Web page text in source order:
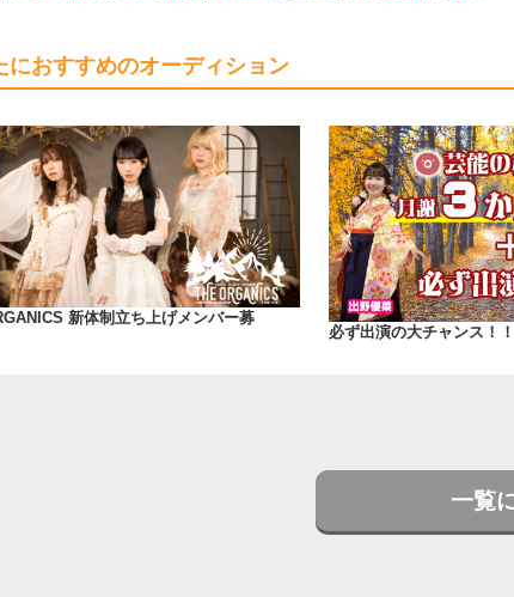
におすすめのオーディション
新体制立ち上げメンバー募
必ず出演の大チャンス！！
一覧